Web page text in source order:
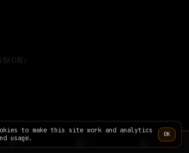
SITE PRICING
to make this site work and analytics
usage.
OK